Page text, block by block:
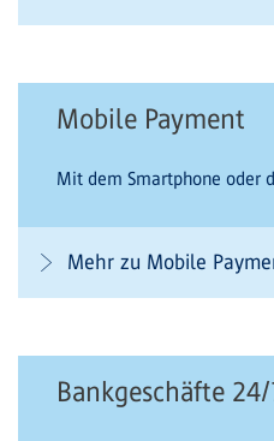
Mobile Payment
Mit dem Smartphone oder
Mehr zu Mobile
Bankgeschäfte